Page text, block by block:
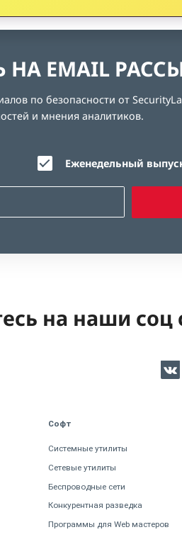
EMAIL
по безопасности от
и мнения аналитиков.
Еженедельный
на наши соц
Софт
Системные утилиты
Сетевые утилиты
Беспроводные сети
Конкурентная разведка
Программы для Web мастеров